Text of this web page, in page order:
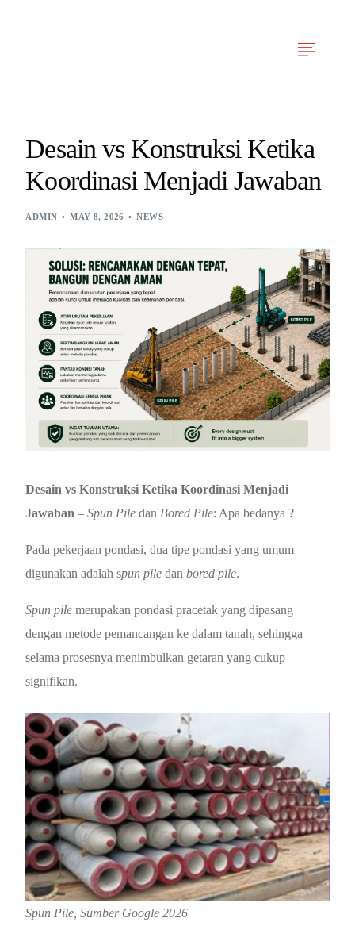
Desain vs Konstruksi Ketika
Koordinasi Menjadi Jawaban
ADMIN MAY 8, 2026 NEWS
Desain vs Konstruksi Ketika Koordinasi Menjadi
Jawaban –Spun Pile dan Bored Pile: Apa bedanya ?
Pada pekerjaan pondasi, dua tipe pondasi yang umum
digunakan adalahspun pile danbored pile.
Spun pile merupakan pondasi pracetak yang dipasang
dengan metode pemancangan ke dalam tanah, sehingga
selama prosesnya menimbulkan getaran yang cukup
signifikan.
Spun Pile, Sumber Google 2026